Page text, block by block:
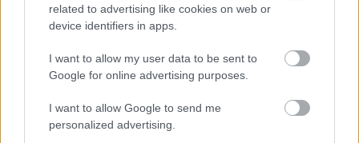
related to advertising like cookies on web or
device identifiers in apps.
I want to allow my user data to be sent to
Google for online advertising purposes.
I want to allow Google to send me
personalized advertising.
évforduló alkalmából a színház aláírásgyűjtést indít
300 adományozótól fejenként 300 eurót (92 ezer
forint) várnak. A pénzt a színház archívumának
digitalizálásra szánják, amely a tervek szerint ősztől
lesz elérhető az interneten.